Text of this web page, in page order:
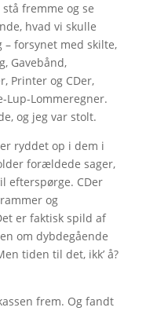
fremme og se
hvad vi skulle
– forsynet med skilte,
Gavebånd,
Printer og CDer,
Lup-Lommeregner.
og jeg var stolt.
ryddet op i dem i
forældede sager,
efterspørge. CDer
og
er faktisk spild af
om dybdegående
tiden til det, ikk’ å?
frem. Og fandt